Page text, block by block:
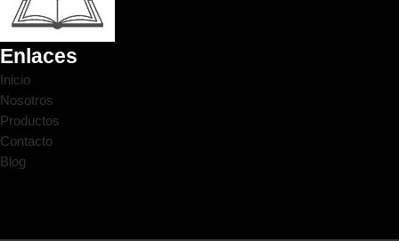
Enlaces
Inicio
Nosotros
Productos
Contacto
Blog